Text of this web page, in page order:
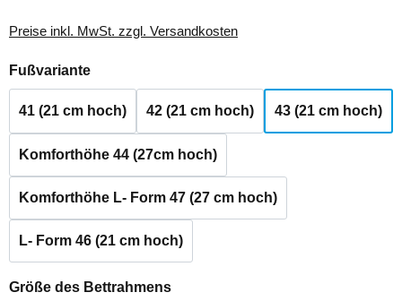
Preise inkl. MwSt. zzgl. Versandkosten
Fußvarianteauswählen
41 (21 cm hoch) 42 (21 cm hoch) 43 (21 cm hoch)
Komforthöhe 44 (27cm hoch)
Komforthöhe L- Form 47 (27 cm hoch)
L- Form 46 (21 cm hoch)
Größe des Bettrahmensauswählen